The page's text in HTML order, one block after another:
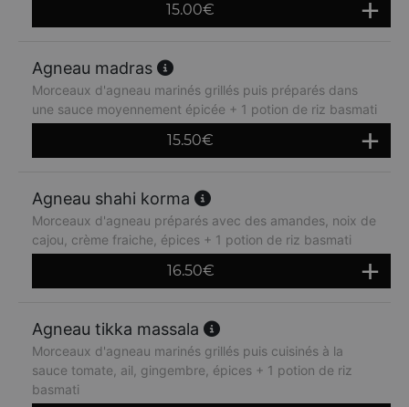
15.00€
Agneau madras
Morceaux d'agneau marinés grillés puis préparés dans
une sauce moyennement épicée + 1 potion de riz basmati
15.50€
Agneau shahi korma
Morceaux d'agneau préparés avec des amandes, noix de
cajou, crème fraiche, épices + 1 potion de riz basmati
16.50€
Agneau tikka massala
Morceaux d'agneau marinés grillés puis cuisinés à la
sauce tomate, ail, gingembre, épices + 1 potion de riz
basmati